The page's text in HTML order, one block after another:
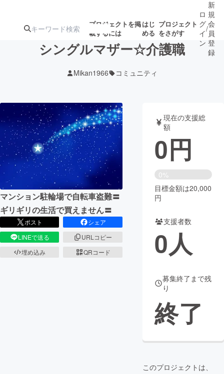
プロジェクトを掲
載するには
はじ
める
プロジェクト
をさがす
アート・写真
テクノロジー・ガジェット ゲーム・サ
映像・映画 書籍・雑誌
ビジネス・起業 チャレンジ
まちづくり・地域活性化
CAMPFIRE Creation
コミュニティ
ロ
グ
イ
ン
/
新
規
会
員
登
録
シングルマザー☆介護職
Mikan1966 コミュニティ
マンション駐輪場で自転車盗難〓
ギリギリの生活で買えません〓
ポスト
シェア
LINEで送る
URLコピー
埋め込み
QRコード
現在の支援総
額
0円
0%
目標金額は20,000
円
支援者数
0人
募集終了まで残
り
終了
このプロジェクトは、